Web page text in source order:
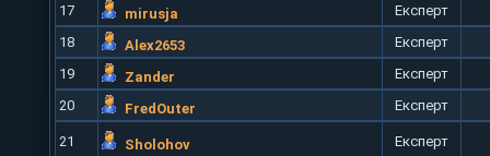
17
mirusja
Експерт
18
Alex2653
Експерт
19
Zander
Експерт
20
FredOuter Експерт
21 Sholohov Експерт